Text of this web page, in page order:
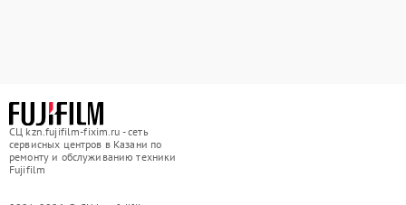
СЦ kzn.fujifilm-fixim.ru - сеть
сервисных центров в Казани по
ремонту и обслуживанию техники
Fujifilm